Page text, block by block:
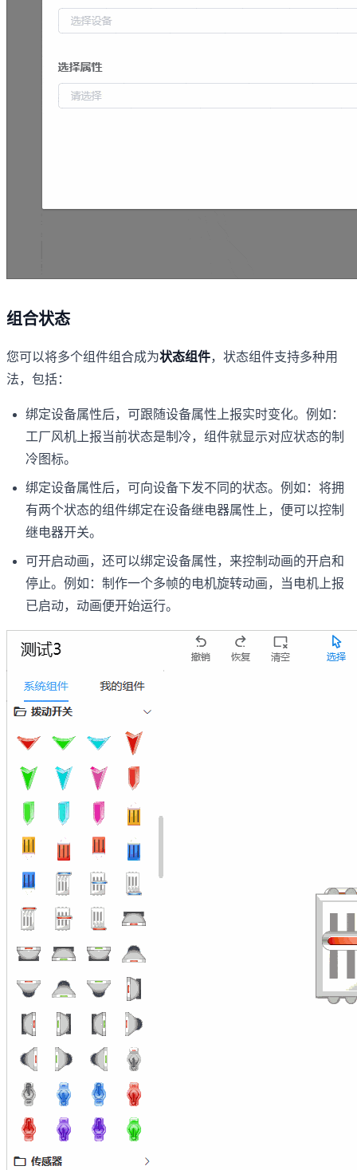
组合状态
您可以将多个组件组合成为状态组件，状态组件支持多种用
法，包括：
绑定设备属性后，可跟随设备属性上报实时变化。例如：
工厂风机上报当前状态是制冷，组件就显示对应状态的制
冷图标。
绑定设备属性后，可向设备下发不同的状态。例如：将拥
有两个状态的组件绑定在设备继电器属性上，便可以控制
继电器开关。
可开启动画，还可以绑定设备属性，来控制动画的开启和
停止。例如：制作一个多帧的电机旋转动画，当电机上报
已启动，动画便开始运行。